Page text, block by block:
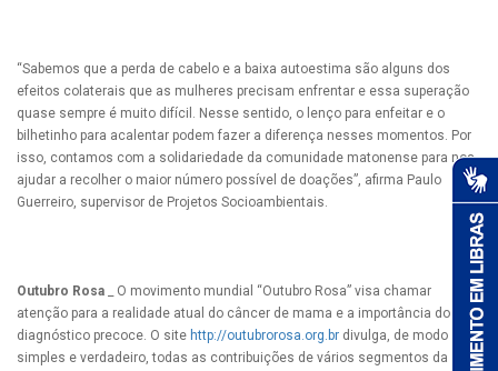
“Sabemos que a perda de cabelo e a baixa autoestima são alguns dos
efeitos colaterais que as mulheres precisam enfrentar e essa superação
quase sempre é muito difícil. Nesse sentido, o lenço para enfeitar e o
bilhetinho para acalentar podem fazer a diferença nesses momentos. Por
isso, contamos com a solidariedade da comunidade matonense para nos
ajudar a recolher o maior número possível de doações”, afirma Paulo
Guerreiro, supervisor de Projetos Socioambientais.
Outubro Rosa _ O movimento mundial “Outubro Rosa” visa chamar
atenção para a realidade atual do câncer de mama e a importância do
diagnóstico precoce. O site http://outubrorosa.org.br divulga, de modo
simples e verdadeiro, todas as contribuições de vários segmentos da